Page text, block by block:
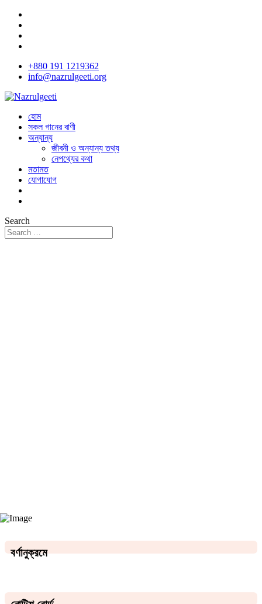
+880 191 1219362
info@nazrulgeeti.org
হোম
সকল গানের বাণী
অন্যান্য
জীবনী ও অন্যান্য তথ্য
নেপথ্যের কথা
মতামত
যোগাযোগ
Search
বর্ণানুক্রমে